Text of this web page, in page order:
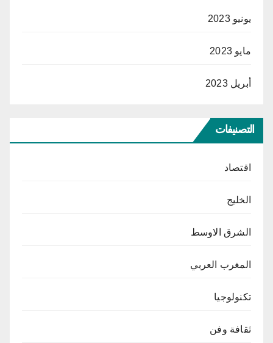
يونيو 2023
مايو 2023
أبريل 2023
التصنيفات
اقتصاد
الخليج
الشرق الاوسط
المغرب العربي
تكنولوجيا
ثقافة وفن